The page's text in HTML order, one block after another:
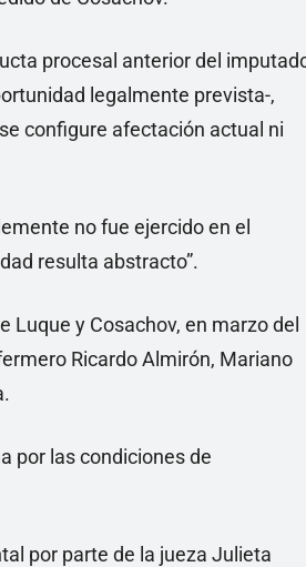
procesal anterior del
legalmente prevista-,
configure afectación actual ni
no fue ejercido en el
resulta abstracto”.
y Cosachov, en marzo del
Ricardo Almirón, Mariano
por las condiciones de
por parte de la jueza Julieta